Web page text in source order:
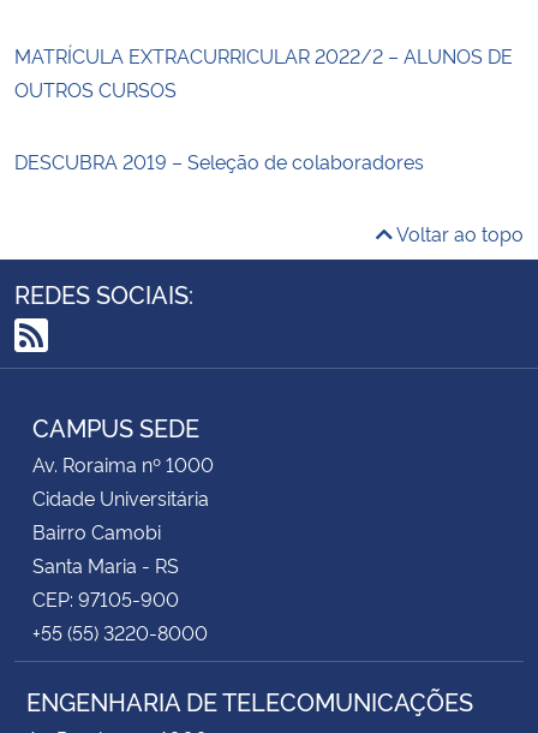
MATRÍCULA EXTRACURRICULAR 2022/2 – ALUNOS DE
OUTROS CURSOS
DESCUBRA 2019 – Seleção de colaboradores
Voltar ao topo
REDES SOCIAIS:
RSS
CAMPUS SEDE
Av. Roraima nº 1000
Cidade Universitária
Bairro Camobi
Santa Maria - RS
CEP: 97105-900
+55 (55) 3220-8000
ENGENHARIA DE TELECOMUNICAÇÕES